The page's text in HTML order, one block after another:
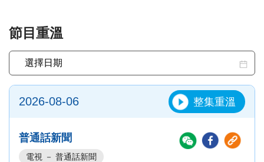
節目重溫
2026-08-06 整集重溫
普通話新聞
電視 － 普通話新聞